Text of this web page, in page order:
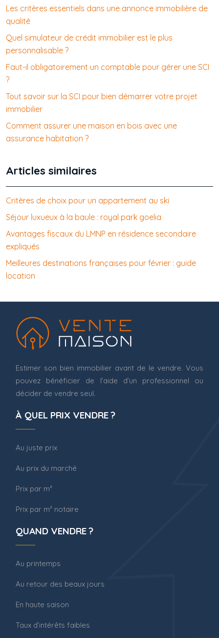
Les critères essentiels dans une annonce immobilière de
qualité
Quel simulateur de crédit immobilier est le plus
personnalisable ?
Faut-il obligatoirement un comptable pour gérer une SCI
?
Tout savoir sur la SCI pour bien démarrer votre projet
immobilier
Comment assurer une maison en bois avec une
assurance habitation ?
Articles similaires
Critères de choix pour un appartement au ski
Séjour luxueux à la baule : royal park goelia
Avantages fiscaux du LMNP en résidence secondaire
expliqués
Meilleures destinations françaises pour février : guide
location
Estimer son bien immobilier avant de le vendre. Vous
pouvez bénéficier de l’aide d’un professionnel ou
décider de vendre seul.
À QUEL PRIX VENDRE ?
Au juste prix
Au prix du marché
Prix par m²
Prix par m² notaire
QUAND VENDRE ?
Au printemps
Au retour des beaux jours
En haute saison
Taux d’intérêts faibles